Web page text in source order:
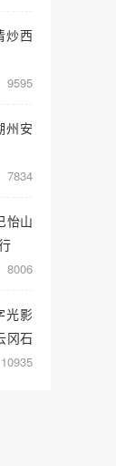
炒西
9595
州安
7834
怡山
8006
光影
冈石
10935